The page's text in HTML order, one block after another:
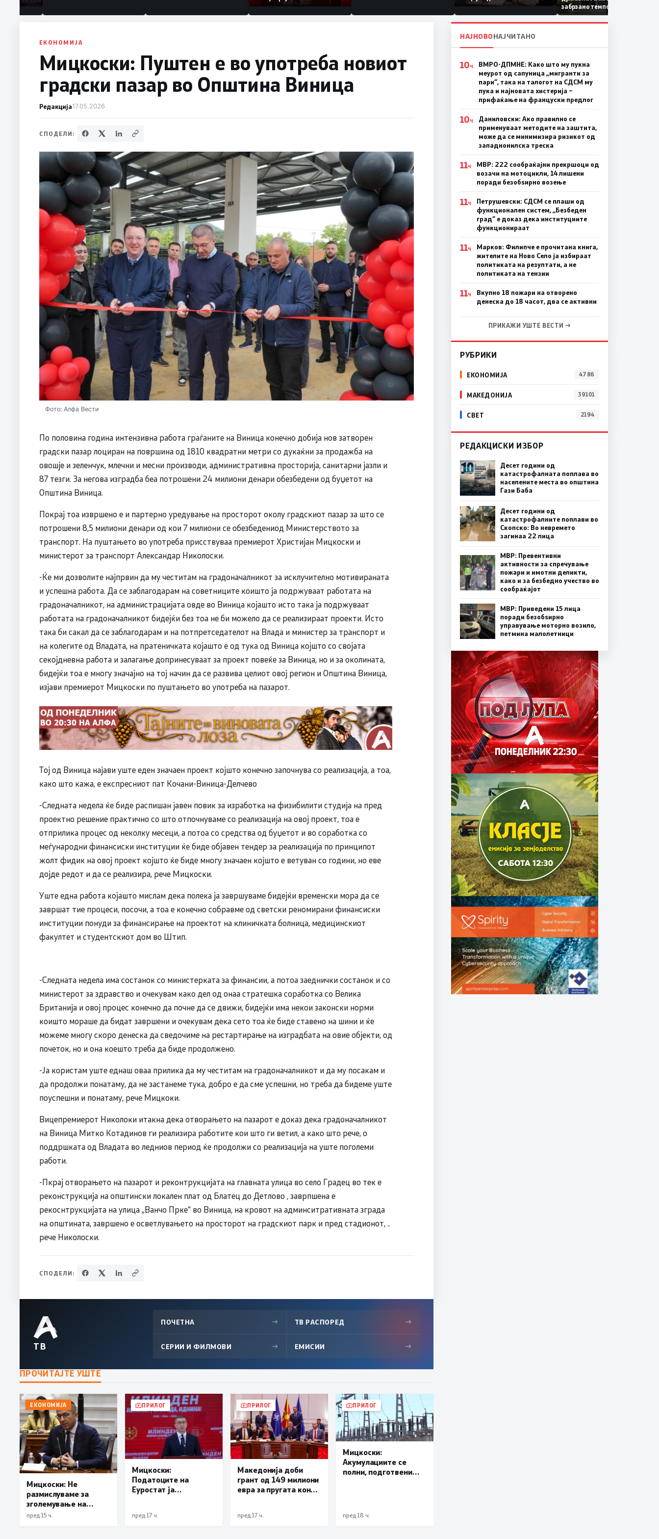
Коридор 8, Македонија
станува раскрсница на
Балканот
забрзано темпо
ЕКОНОМИЈА
Мицкоски: Пуштен е во употреба новиот
градски пазар во Општина Виница
Редакција17.05.2026
СПОДЕЛИ:
Фото: Алфа Вести
По половина година интензивна работа граѓаните на Виница конечно добија нов затворен
градски пазар лоциран на површина од 1810 квадратни метри со дукаќни за продажба на
овошје и зеленчук, млечни и месни производи, административна просторија, санитарни јазли и
87 тезги. За негова изградба беа потрошени 24 милиони денари обезбедени од буџетот на
Општина Виница.
Покрај тоа извршено е и партерно уредување на просторот околу градскиот пазар за што се
потрошени 8,5 милиони денари од кои 7 милиони се обезбедениод Министерството за
транспорт. На пуштањето во употреба присствуваа премиерот Христијан Мицкоски и
министерот за транспорт Александар Николоски.
-Ќе ми дозволите најпрвин да му честитам на градоначалникот за исклучително мотивираната
и успешна работа. Да се заблагодарам на советниците коишто ја подржуваат работата на
градоначалникот, на администрацијата овде во Виница којашто исто така ја подржуваат
работата на градоначалникот бидејќи без тоа не би можело да се реализираат проекти. Исто
така би сакал да се заблагодарам и на потпретседателот на Влада и министер за транспорт и
на колегите од Владата, на пратеничката којашто е од тука од Виница којшто со својата
секојдневна работа и залагање допринесуваат за проект повеќе за Виница, но и за околината,
бидејќи тоа е многу значајно на тој начин да се развива целиот овој регион и Општина Виница,
изјави премиерот Мицкоски по пуштањето во употреба на пазарот.
Тој од Виница најави уште еден значаен проект којшто конечно започнува со реализација, а тоа,
како што кажа, е експресниот пат Кочани-Виница-Делчево
-Следната недела ќе биде распишан јавен повик за изработка на физибилити студија на пред
проектно решение практично со што отпочнуваме со реализација на овој проект, тоа е
отприлика процес од неколку месеци, а потоа со средства од буџетот и во соработка со
меѓународни финансиски институции ќе биде објавен тендер за реализација по принципот
жолт фидик на овој проект којшто ќе биде многу значаен којшто е ветуван со години, но еве
дојде редот и да се реализира, рече Мицкоски.
Уште една работа којашто мислам дека полека ја завршуваме бидејќи временски мора да се
завршат тие процеси, посочи, а тоа е конечно собравме од светски реномирани финансиски
институции понуди за финансирање на проектот на клиничката болница, медицинскиот
факултет и студентскиот дом во Штип.
-Следната недела има состанок со министерката за финансии, а потоа заеднички состанок и со
министерот за здравство и очекувам како дел од онаа стратешка соработка со Велика
Британија и овој процес конечно да почне да се движи, бидејќи има некои законски норми
коишто мораше да бидат завршени и очекувам дека сето тоа ќе биде ставено на шини и ќе
можеме многу скоро денеска да сведочиме на рестартирање на изградбата на овие објекти, од
почеток, но и она коешто треба да биде продолжено.
-Ја користам уште еднаш оваа прилика да му честитам на градоначалникот и да му посакам и
да продолжи понатаму, да не застанеме тука, добро е да сме успешни, но треба да бидеме уште
поуспешни и понатаму, рече Мицкоки.
Вицепремиерот Николоки итакна дека отворањето на пазарот е доказ дека градоначалникот
на Виница Митко Котадинов ги реализира работите кои што ги ветил, а како што рече, о
поддршката од Владата во ледниов период ќе продолжи со реализација на уште поголеми
работи.
-Пкрај отворањето на пазарот и реконтрукцијата на главната улица во село Градец во тек е
реконструкција на општински локален плат од Блатец до Детлово , заврпшена е
рекоснтрукцијата на улица „Ванчо Прке“ во Виница, на кровот на админситративната зграда
на општината, завршено е осветлувањето на просторот на градскиот парк и пред стадионот, ..
рече Николоски.
СПОДЕЛИ:
ТВ
ПОЧЕТНА → ТВ РАСПОРЕД →
СЕРИИ И ФИЛМОВИ → ЕМИСИИ →
ПРОЧИТАЈТЕ УШТЕ
ЕКОНОМИЈА
Мицкоски: Не
размислуваме за
зголемување на
цената на
пред 15 ч.
ПРИЛОГ
Мицкоски:
Податоците на
Еуростат ја
пред 17 ч.
ПРИЛОГ
Македонија доби
грант од 149 милиони
евра за пругата кон
пред 17 ч.
ПРИЛОГ
Мицкоски:
Акумулациите се
полни, подготвени
струјата
пред 18 ч.
НАЈНОВОНАЈЧИТАНО
10Ч
ВМРО-ДПМНЕ: Како што му пукна
меурот од сапуница „мигранти за
пари“, така на талогот на СДСМ му
пука и најновата хистерија –
прифаќање на француски предлог
10Ч
Даниловски: Ако правилно се
применуваат методите на заштита,
може да се минимизира ризикот од
западнонилска треска
11Ч
МВР: 222 сообраќајни прекршоци од
возачи на мотоцикли, 14 лишени
поради безобѕирно возење
11Ч
Петрушевски: СДСМ се плаши од
функционален систем, „Безбеден
град“ е доказ дека институциите
функционираат
11Ч
Марков: Филипче е прочитана книга,
жителите на Ново Село ја избираат
политиката на резултати, а не
политиката на тензии
11Ч
Вкупно 18 пожари на отворено
денеска до 18 часот, два се активни
ПРИКАЖИ УШТЕ ВЕСТИ →
РУБРИКИ
ЕКОНОМИЈА 4786
МАКЕДОНИЈА 39101
СВЕТ 2194
РЕДАКЦИСКИ ИЗБОР
Десет години од
катастрофалната поплава во
населените места во општина
Гази Баба
Десет години од
катастрофалните поплави во
Скопско: Во невремето
загинаа 22 лица
МВР: Превентивни
активности за спречување
пожари и имотни деликти,
како и за безбедно учество во
сообраќајот
МВР: Приведени 15 лица
поради безобѕирно
управување моторно возило,
петмина малолетници